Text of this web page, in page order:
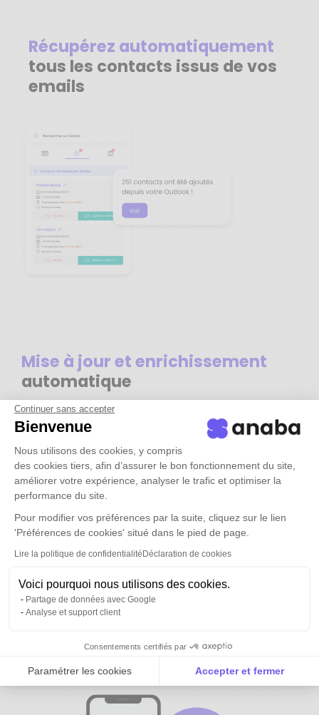
Continuer sans accepter
Bienvenue
Nous utilisons des cookies, y compris
des cookies tiers, afin d’assurer le bon fonctionnement du site,
améliorer votre expérience, analyser le trafic et optimiser la
performance du site.
Pour modifier vos préférences par la suite, cliquez sur le lien
'Préférences de cookies' situé dans le pied de page.
Lire la politique de confidentialitéDéclaration de cookies
Voici pourquoi nous utilisons des cookies.
Partage de données avec Google
Analyse et support client
Consentements certifiés par
Paramétrer les cookies Accepter et fermer
Axeptio consent
Plateforme de Gestion du Consentement :
Récupérez automatiquement
tous les contacts issus de vos
emails
Mise à jour et enrichissement
automatique
équipesdisponibles partout